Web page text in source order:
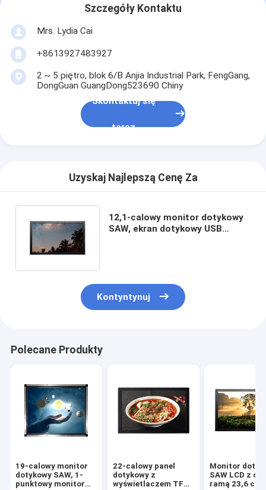
Szczegóły Kontaktu
Mrs. Lydia Cai
+8613927483927
2 ~ 5 piętro, blok 6/B Anjia Industrial Park, FengGang,
DongGuan GuangDong523690 Chiny
Skontaktuj się
teraz
Uzyskaj Najlepszą Cenę Za
12,1-calowy monitor dotykowy
SAW, ekran dotykowy USB
Kontyntynuj
Polecane Produkty
19-calowy monitor
dotykowy SAW, 1-
punktowy monitor
22-calowy panel
dotykowy z
wyświetlaczem TFT
Monitor
SAW LCD z
ramą 23,6